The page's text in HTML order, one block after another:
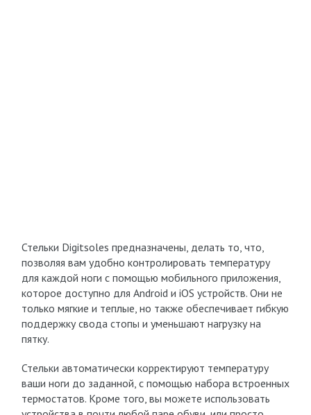
Стельки Digitsoles предназначены, делать то, что,
позволяя вам удобно контролировать температуру
для каждой ноги с помощью мобильного приложения,
которое доступно для Android и iOS устройств. Они не
только мягкие и теплые, но также обеспечивает гибкую
поддержку свода стопы и уменьшают нагрузку на
пятку.
Стельки автоматически корректируют температуру
ваши ноги до заданной, с помощью набора встроенных
термостатов. Кроме того, вы можете использовать